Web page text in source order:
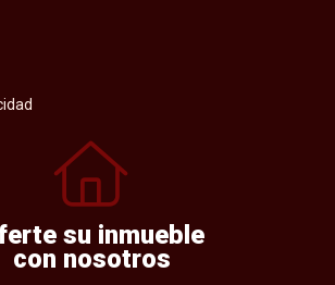
su inmueble
con nosotros